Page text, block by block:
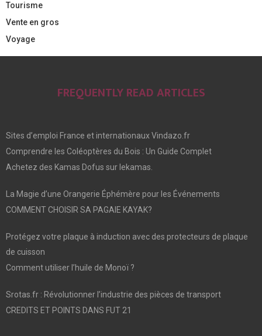
Tourisme
Vente en gros
Voyage
FREQUENTLY READ ARTICLES
Sites d’emploi France et internationaux Vindazo.fr
Comprendre les Coléoptères du Bois : Un Guide Complet
Achetez des Kamas Dofus sur lekamas.
La Magie d’une Orangerie Éphémère pour les Événements
COMMENT CHOISIR SA PAGAIE KAYAK?
Protégez votre plaque à induction avec des protecteurs de plaque
de cuisson
Comment utiliser l’huile de Monoï ?
Srotas.fr : Révolutionner l’industrie des pièces de transport
CREDITS ET POINTS DANS FUT 21